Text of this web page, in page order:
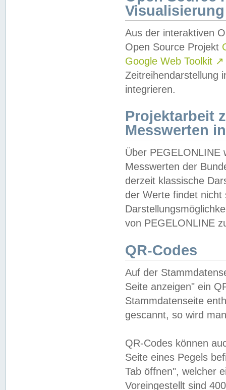
Visualisierung
Aus der interaktiven
Open Source Projekt
Google Web Toolkit ↗
Zeitreihendarstellung
integrieren.
Projektarbeit
Messwerten
Über PEGELONLINE
Messwerten der
derzeit klassische
der Werte findet
von PEGELONLINE
QR-Codes
Auf der
Seite anzeigen" ein
Stammdatenseite
gescannt, so wird
QR-Codes können
Seite eines Pegels
Tab öffnen", welcher
Voreingestellt sind